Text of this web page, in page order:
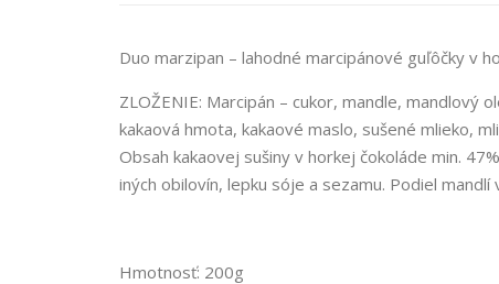
Duo marzipan – lahodné marcipánové guľôčky v
ZLOŽENIE: Marcipán – cukor, mandle, mandlový
kakaová hmota, kakaové maslo, sušené mlieko,
Obsah kakaovej sušiny v horkej čokoláde min.
iných obilovín, lepku sóje a sezamu. Podiel
Hmotnosť: 200g